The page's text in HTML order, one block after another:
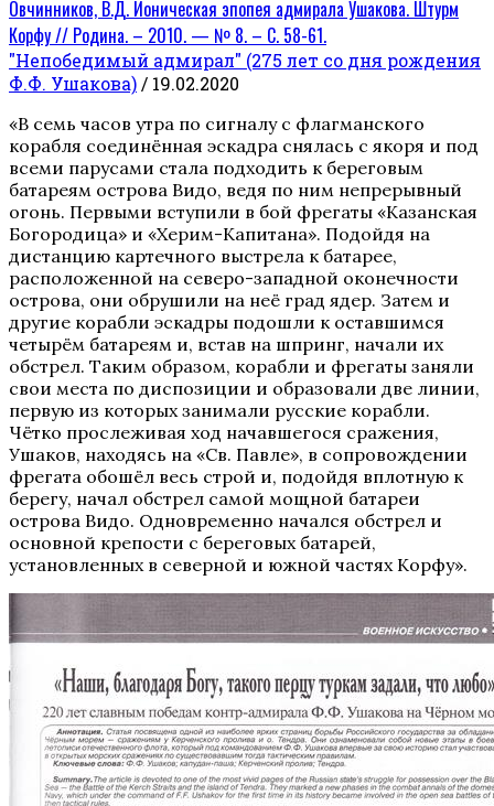
Овчинников, В.Д. Ионическая эпопея адмирала Ушакова. Штурм
Корфу // Родина. – 2010. — № 8. – С. 58-61.
"Непобедимый адмирал" (275 лет со дня рождения
Ф.Ф. Ушакова)/ 19.02.2020
«В семь часов утра по сигналу с флагманского
корабля соединённая эскадра снялась с якоря и под
всеми парусами стала подходить к береговым
батареям острова Видо, ведя по ним непрерывный
огонь. Первыми вступили в бой фрегаты «Казанская
Богородица» и «Херим-Капитана». Подойдя на
дистанцию картечного выстрела к батарее,
расположенной на северо-западной оконечности
острова, они обрушили на неё град ядер. Затем и
другие корабли эскадры подошли к оставшимся
четырём батареям и, встав на шпринг, начали их
обстрел. Таким образом, корабли и фрегаты заняли
свои места по диспозиции и образовали две линии,
первую из которых занимали русские корабли.
Чётко прослеживая ход начавшегося сражения,
Ушаков, находясь на «Св. Павле», в сопровождении
фрегата обошёл весь строй и, подойдя вплотную к
берегу, начал обстрел самой мощной батареи
острова Видо. Одновременно начался обстрел и
основной крепости с береговых батарей,
установленных в северной и южной частях Корфу».